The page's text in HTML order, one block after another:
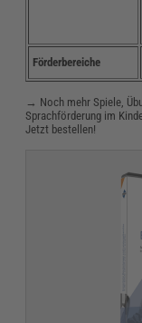
Förderbereiche
→ Noch mehr Spiele,
Sprachförderung im
Jetzt bestellen!